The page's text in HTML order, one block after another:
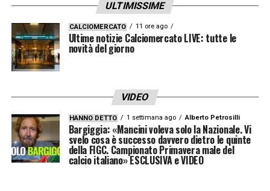
ULTIMISSIME
CALCIOMERCATO 11 ore ago
Ultime notizie Calciomercato LIVE: tutte le
novità del giorno
VIDEO
HANNO DETTO 1 settimana ago Alberto Petrosilli
Bargiggia: «Mancini voleva solo la Nazionale. Vi
svelo cosa è successo davvero dietro le quinte
della FIGC. Campionato Primavera male del
calcio italiano» ESCLUSIVA e VIDEO